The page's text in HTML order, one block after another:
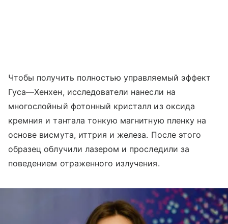
Чтобы получить полностью управляемый эффект
Гуса—Хенхен, исследователи нанесли на
многослойный фотонный кристалл из оксида
кремния и тантала тонкую магнитную пленку на
основе висмута, иттрия и железа. После этого
образец облучили лазером и проследили за
поведением отраженного излучения.